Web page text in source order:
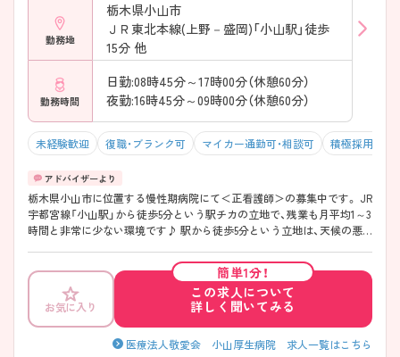
勤務地
栃木県小山市
ＪＲ東北本線(上野－盛岡)「小山駅」徒歩
15分 他
勤務時間
日勤:08時45分～17時00分（休憩60分）
夜勤:16時45分～09時00分（休憩60分）
未経験歓迎 復職・ブランク可 マイカー通勤可・相談可 積極採用中
栃木県小山市に位置する慢性期病院にて＜正看護師＞の募集中です。 JR
宇都宮線「小山駅」から徒歩5分という駅チカの立地で、残業も月平均1～3
時間と非常に少ない環境です♪ 駅から徒歩5分という立地は、天候の悪
する方には無料駐車場も用意されているため、ライフスタイルに合わせ
た通勤方法を選べます。 ご興味がございましたらお気軽にお問い合わせ
くださいませ!
お気に入り
簡単1分！
この求人について
詳しく聞いてみる
医療法人敬愛会 小山厚生病院 求人一覧はこちら